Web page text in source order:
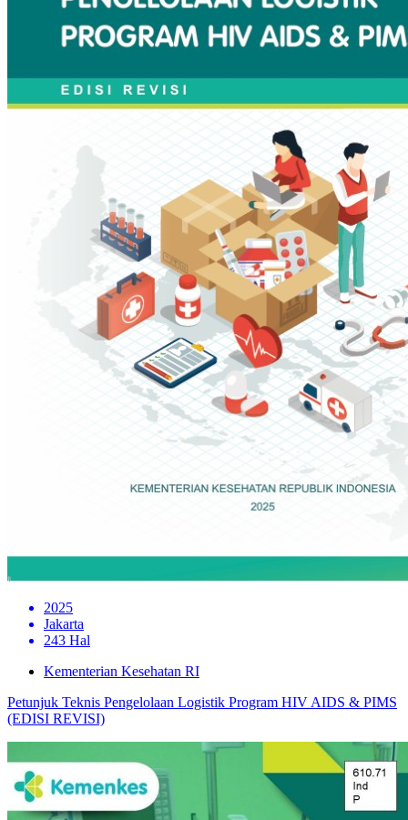
2025
Jakarta
243 Hal
Kementerian Kesehatan RI
Petunjuk Teknis Pengelolaan Logistik Program HIV AIDS & PIMS
(EDISI REVISI)